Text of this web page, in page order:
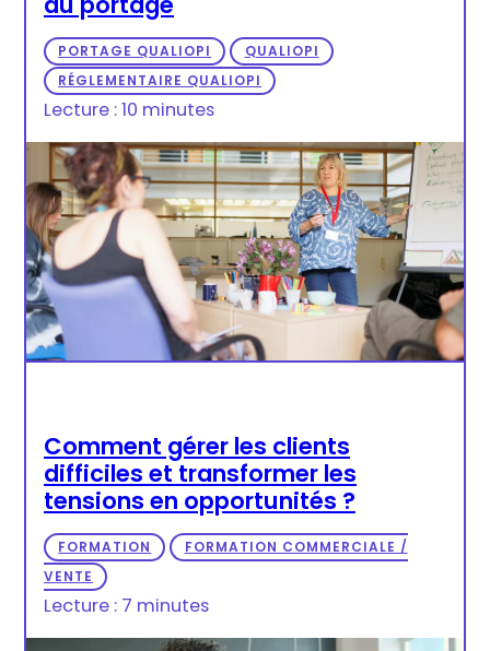
PORTAGE QUALIOPI
QUALIOPI
RÉGLEMENTAIRE QUALIOPI
Lecture : 10 minutes
Comment gérer les clients
difficiles et transformer les
tensions en opportunités ?
FORMATION
FORMATION COMMERCIALE /
VENTE
Lecture : 7 minutes